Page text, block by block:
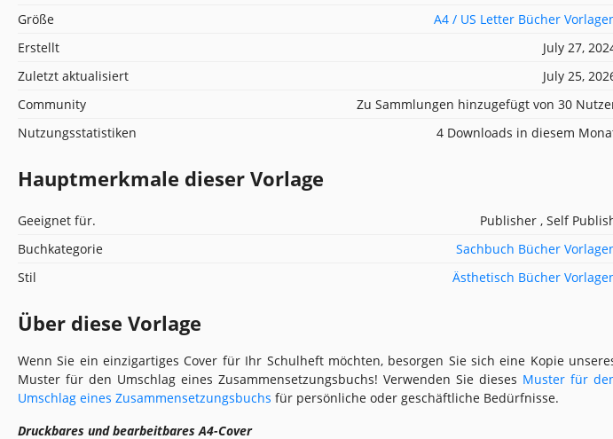
Größe
A4 / US Letter Bücher
Erstellt
July 27,
Zuletzt aktualisiert
July 25,
Community
Zu Sammlungen hinzugefügt von 30
Nutzungsstatistiken
4 Downloads in diesem
Hauptmerkmale dieser Vorlage
Geeignet für.
Publisher , Self
Buchkategorie
Sachbuch Bücher
Stil
Ästhetisch Bücher
Über diese Vorlage
Wenn Sie ein einzigartiges Cover für Ihr Schulheft möchten, besorgen Sie sich eine Kopie
Muster für den Umschlag eines Zusammensetzungsbuchs! Verwenden Sie dieses Muster für
Umschlag eines Zusammensetzungsbuchs für persönliche oder geschäftliche Bedürfnisse.
Druckbares und bearbeitbares A4-Cover